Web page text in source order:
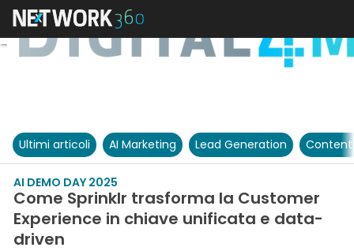
Ultimi articoli AI Marketing Lead Generation
AI DEMO DAY 2025
Come Sprinklr trasforma la Customer
Experience in chiave unificata e data-
driven